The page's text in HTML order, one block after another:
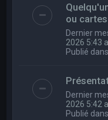
ou
Dernier
2026 5:43
Publié dans
Dernier
2026 5:42
Publié dans